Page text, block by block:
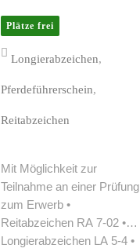
Plätze frei
Longierabzeichen
Pferdeführerschein
Reitabzeichen
Mit Möglichkeit zur
Teilnahme an einer Prüfung
zum Erwerb •
Reitabzeichen RA 7-02 •
Longierabzeichen LA 5-4 •